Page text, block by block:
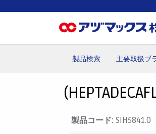
製品検索 主要取扱ブ
製品コード:SIH5841.0